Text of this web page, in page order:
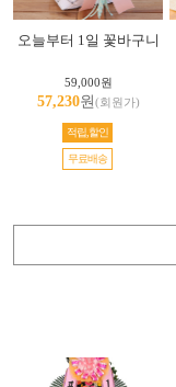
오늘부터 1일 꽃바구니
59,000원
57,230원(회원가)
적립,할인
무료배송